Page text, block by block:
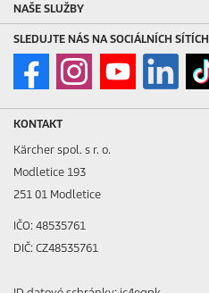
NAŠE SLUŽBY
SLEDUJTE NÁS NA SOCIÁLNÍCH SÍTÍCH
KONTAKT
Kärcher spol. s r. o.
Modletice 193
251 01 Modletice
IČO: 48535761
DIČ: CZ48535761